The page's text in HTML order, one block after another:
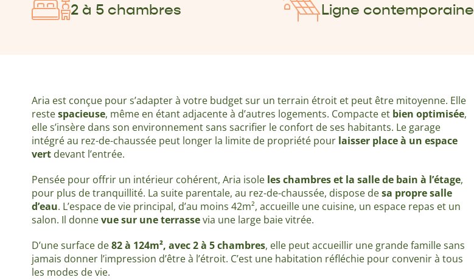
2 à 5 chambres Ligne contemporaine
Aria est conçue pour s’adapter à votre budget sur un terrain étroit et peut être mitoyenne. Elle
restespacieuse, même en étant adjacente à d’autres logements. Compacte et bien optimisée,
elle s’insère dans son environnement sans sacrifier le confort de ses habitants. Le garage
intégré au rez-de-chaussée peut longer la limite de propriété pour laisser place à un espace
vert devant l’entrée.
Pensée pour offrir un intérieur cohérent, Aria isole les chambres et la salle de bain à l’étage,
pour plus de tranquillité. La suite parentale, au rez-de-chaussée, dispose desa propre salle
d’eau. L’espace de vie principal, d’au moins 42m², accueille une cuisine, un espace repas et un
salon. Il donnevue sur une terrassevia une large baie vitrée.
D’une surface de82 à 124m², avec 2 à 5 chambres, elle peut accueillir une grande famille sans
jamais donner l’impression d’être à l’étroit. C’est une habitation réfléchie pour convenir à tous
les modes de vie.